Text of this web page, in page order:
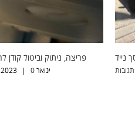
שירותי מוסך נייד